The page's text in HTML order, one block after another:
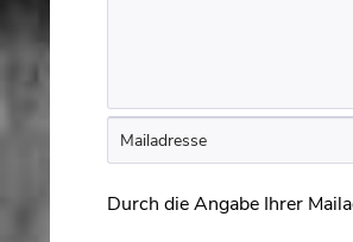
Durch die Angabe Ihrer